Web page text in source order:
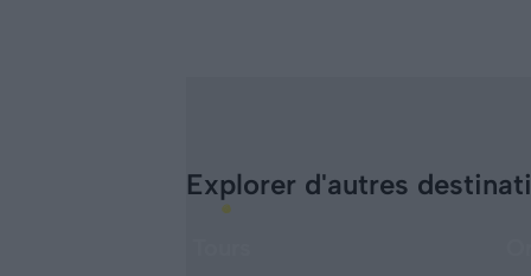
Explorer d'autres